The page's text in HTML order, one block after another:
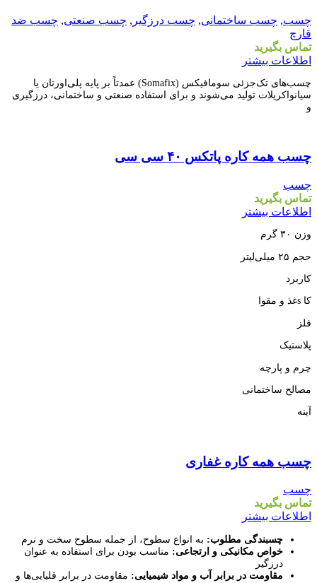
چسب, چسب ساختمانی, چسب درزگیر , چسب صنعتی, چسب ضد
قارچ
تماس بگیرید
اطلاعات بیشتر
چسب‌های تک‌جزئی سومافیکس (Somafix) عمدتاً بر پایه پلی‌اورتان یا
سیانواکریلات تولید می‌شوند و برای استفاده صنعتی و ساختمانی، درزگیری
و
نمایش سریع
چسب همه کاره پاتکس ۴۰ سی سی
چسب
تماس بگیرید
اطلاعات بیشتر
وزن ۳۰ گرم
حجم ۲۵ میلی‌لیتر
کاربرد
کا sغذ و مقوا
فلز
پلاستیک
چرم و پارچه
مصالح ساختمانی
آینه
نمایش سریع
چسب همه کاره غفاری
چسب
تماس بگیرید
اطلاعات بیشتر
چسبندگی مطلوب: به انواع سطوح، از جمله سطوح سخت و نرم
خواص مکانیکی و ارتجاعی: مناسب بودن برای استفاده به عنوان
درزگیر
مقاومت در برابر آب و مواد شیمیایی: مقاومت در برابر قلیایی‌ها و